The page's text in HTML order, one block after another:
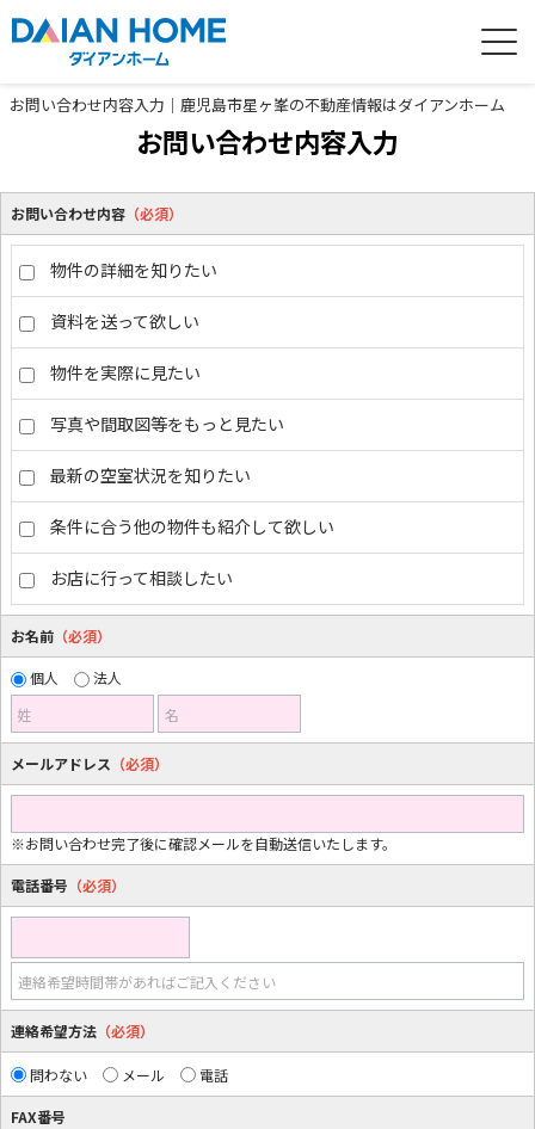
お問い合わせ内容入力｜鹿児島市星ヶ峯の不動産情報はダイアンホーム
お問い合わせ内容入力
お問い合わせ内容 （必須）
物件の詳細を知りたい
資料を送って欲しい
物件を実際に見たい
写真や間取図等をもっと見たい
最新の空室状況を知りたい
条件に合う他の物件も紹介して欲しい
お店に行って相談したい
お名前 （必須）
個人
法人
姓
名
メールアドレス （必須）
※お問い合わせ完了後に確認メールを自動送信いたします。
電話番号 （必須）
連絡希望時間帯があればご記入ください
連絡希望方法 （必須）
問わない メール 電話
FAX番号